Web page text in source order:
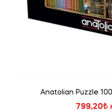
Anatolian Puzzle
799,20₺